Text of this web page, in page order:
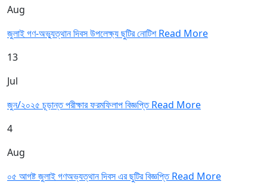
Aug
জুলাই গণ-অভ্যুত্থান দিবস উপলেক্ষ্য ছুটির নোটিশRead More
13
Jul
জুন/২০২৫ চূড়ান্ত পরীক্ষার ফরমফিলাপ বিজ্ঞপ্তিRead More
4
Aug
০৫ আগষ্ট জুলাই গণঅভ্যত্থান দিবস এর ছুটির বিজ্ঞপ্তিRead More